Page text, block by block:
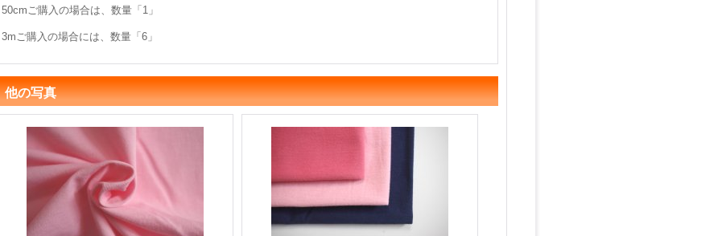
50cmご購入の場合は、数量「1」
3mご購入の場合には、数量「6」
他の写真